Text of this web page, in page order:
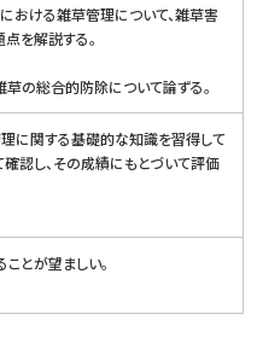
おける雑草管理について、雑草害
を解説する。
草の総合的防除について論ずる。
に関する基礎的な知識を習得して
確認し、その成績にもとづいて評価
とが望ましい。